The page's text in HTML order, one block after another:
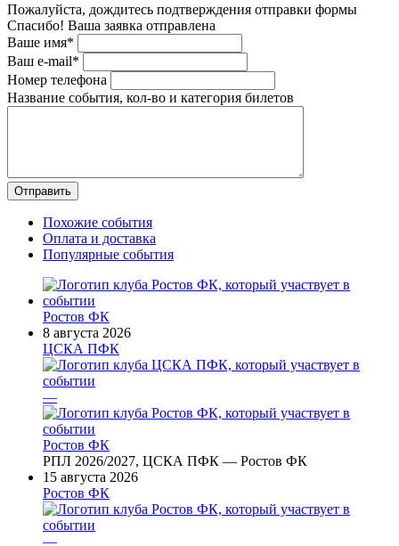
Пожалуйста, дождитесь подтверждения отправки формы
Спасибо! Ваша заявка отправлена
Ваше имя*
Ваш e-mail*
Номер телефона
Название события, кол-во и категория билетов
Похожие события
Оплата и доставка
Популярные события
Ростов ФК
8 августа 2026
ЦСКА ПФК
—
Ростов ФК
РПЛ 2026/2027, ЦСКА ПФК — Ростов ФК
15 августа 2026
Ростов ФК
—